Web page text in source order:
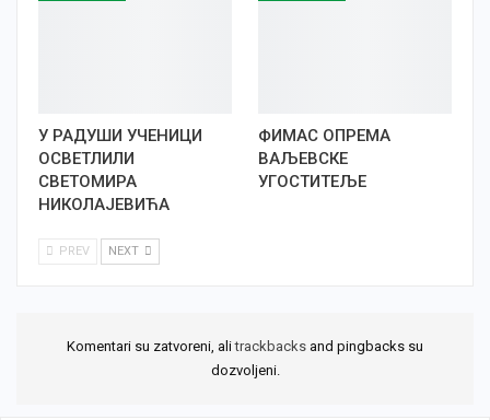
У РАДУШИ УЧЕНИЦИ
ОСВЕТЛИЛИ
СВЕТОМИРА
НИКОЛАЈЕВИЋА
ФИМАС ОПРЕМА
ВАЉЕВСКЕ
УГОСТИТЕЉЕ
PREV NEXT
Komentari su zatvoreni, alitrackbacks and pingbacks su
dozvoljeni.